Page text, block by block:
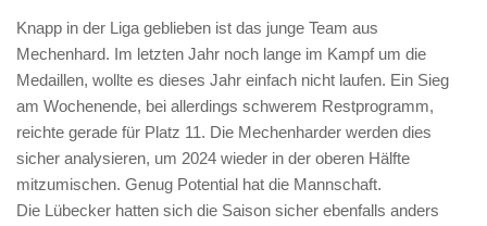
Knapp in der Liga geblieben ist das junge Team aus
Mechenhard. Im letzten Jahr noch lange im Kampf um die
Medaillen, wollte es dieses Jahr einfach nicht laufen. Ein Sieg
am Wochenende, bei allerdings schwerem Restprogramm,
reichte gerade für Platz 11. Die Mechenharder werden dies
sicher analysieren, um 2024 wieder in der oberen Hälfte
mitzumischen. Genug Potential hat die Mannschaft.
Die Lübecker hatten sich die Saison sicher ebenfalls anders